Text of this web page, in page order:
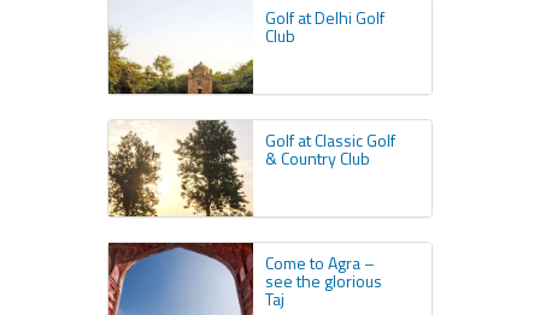
Golf at Delhi Golf
Club
Golf at Classic Golf
& Country Club
Come to Agra –
see the glorious
Taj